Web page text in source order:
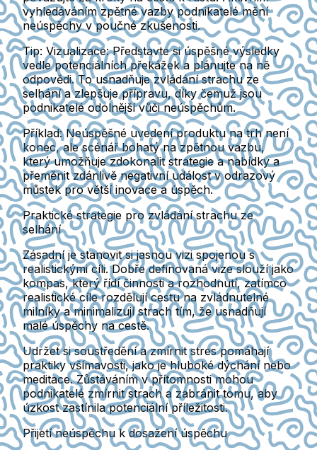
vyhledáváním zpětné vazby podnikatelé mění
neúspěchy v poučné zkušenosti.
Tip: Vizualizace: Představte si úspěšné výsledky
vedle potenciálních překážek a plánujte na ně
odpovědi. To usnadňuje zvládání strachu ze
selhání a zlepšuje přípravu, díky čemuž jsou
podnikatelé odolnější vůči neúspěchům.
Příklad:Neúspěšné uvedení produktu na trh není
konec, ale scénář bohatý na zpětnou vazbu,
který umožňuje zdokonalit strategie a nabídky a
přeměnit zdánlivě negativní událost v odrazový
můstek pro větší inovace a úspěch.
Praktické strategie pro zvládání strachu ze
selhání
Zásadní je stanovit si jasnou vizi spojenou s
realistickými cíli. Dobře definovaná vize slouží jako
kompas, který řídí činnosti a rozhodnutí, zatímco
realistické cíle rozdělují cestu na zvládnutelné
milníky a minimalizují strach tím, že usnadňují
malé úspěchy na cestě.
Udržet si soustředění a zmírnit stres pomáhají
praktiky všímavosti, jako je hluboké dýchání nebo
meditace. Zůstáváním v přítomnosti mohou
podnikatelé zmírnit strach a zabránit tomu, aby
úzkost zastínila potenciální příležitosti.
Přijetí neúspěchu k dosažení úspěchu